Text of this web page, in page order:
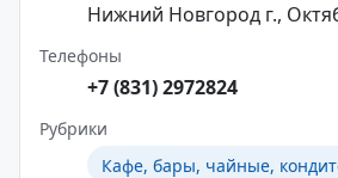
Нижний Новгород г.,
Телефоны
+7 (831) 2972824
Рубрики
Кафе, бары, чайные,